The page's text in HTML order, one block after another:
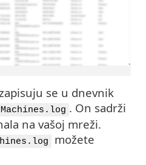
se u dnevnik
. On sadrži
na vašoj mreži.
možete